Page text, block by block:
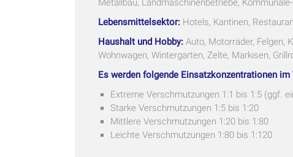
Lebensmittelsektor:Hotels, Kantinen,
Haushalt und Hobby:Auto, Motorräder, Felgen,
Wohnwagen, Wintergarten, Zelte, Markisen,
Es werden folgende Einsatzkonzentrationen
Extreme Verschmutzungen 1:1 bis 1:5 (ggf.
Starke Verschmutzungen 1:5 bis 1:20
Mittlere Verschmutzungen 1:20 bis 1:80
Leichte Verschmutzungen 1:80 bis 1:120